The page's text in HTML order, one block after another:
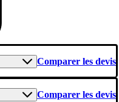
Comparer les devis
Comparer les devis